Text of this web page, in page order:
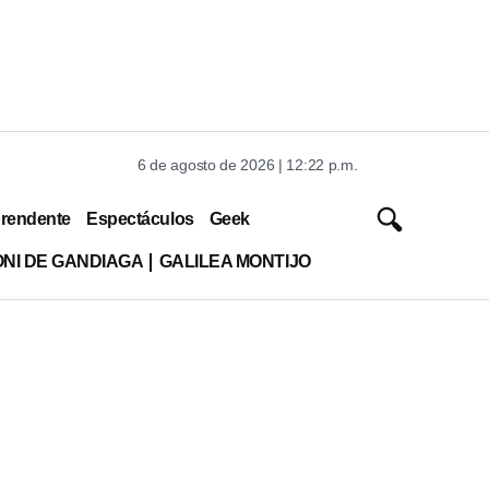
6 de agosto de 2026 | 12:22 p.m.
Espectáculos Geek
DE GANDIAGA GALILEA MONTIJO